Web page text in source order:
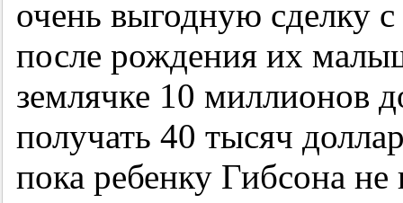
очень выгодную сделку
после рождения их
землячке 10 миллионов
получать 40 тысяч
пока ребенку Гибсона